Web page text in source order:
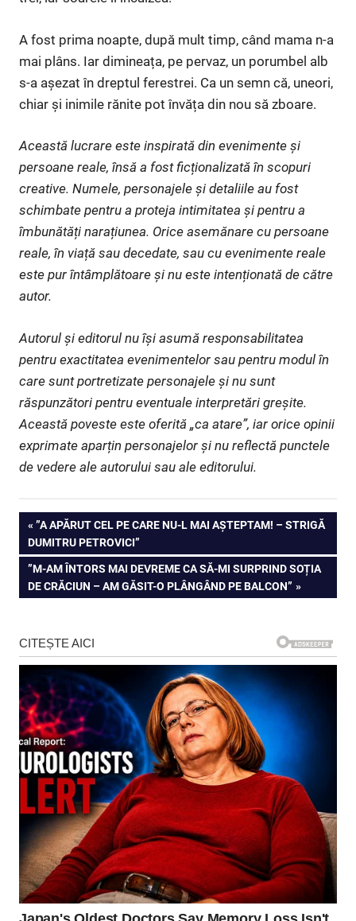
A fost prima noapte, după mult timp, când mama n-a
mai plâns. Iar dimineața, pe pervaz, un porumbel alb
s-a așezat în dreptul ferestrei. Ca un semn că, uneori,
chiar și inimile rănite pot învăța din nou să zboare.
Această lucrare este inspirată din evenimente și
persoane reale, însă a fost ficționalizată în scopuri
creative. Numele, personajele și detaliile au fost
schimbate pentru a proteja intimitatea și pentru a
îmbunătăți narațiunea. Orice asemănare cu persoane
reale, în viață sau decedate, sau cu evenimente reale
este pur întâmplătoare și nu este intenționată de către
autor.
Autorul și editorul nu își asumă responsabilitatea
pentru exactitatea evenimentelor sau pentru modul în
care sunt portretizate personajele și nu sunt
răspunzători pentru eventuale interpretări greșite.
Această poveste este oferită „ca atare”, iar orice opinii
exprimate aparțin personajelor și nu reflectă punctele
de vedere ale autorului sau ale editorului.
Navigare
în
articole
PREVIOUS
POST:
”A APĂRUT CEL PE CARE NU-L MAI AȘTEPTAM! – STRIGĂ
DUMITRU PETROVICI”
NEXT
POST:
”M-AM ÎNTORS MAI DEVREME CA SĂ-MI SURPRIND SOȚIA
DE CRĂCIUN – AM GĂSIT-O PLÂNGÂND PE BALCON”